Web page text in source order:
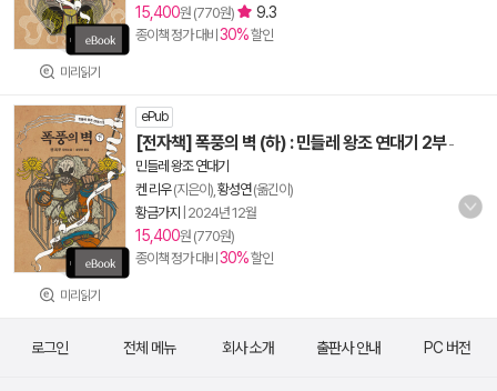
미리읽기
15,400원 (770원) 9.3
종이책 정가 대비 30%할인
미리읽기
ePub
[전자책] 폭풍의 벽 (하) : 민들레 왕조 연대기 2부-
민들레 왕조 연대기
켄 리우(지은이), 황성연(옮긴이)
황금가지
2024년 12월
15,400원 (770원)
종이책 정가 대비 30%할인
로그인 전체 메뉴 회사 소개 출판사 안내 PC 버전